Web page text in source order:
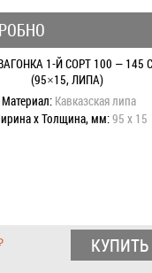
1-Й СОРТ 100 — 145
(95×15, ЛИПА)
Материал: Кавказская липа
x Толщина, мм:95 x 15
КУПИТЬ